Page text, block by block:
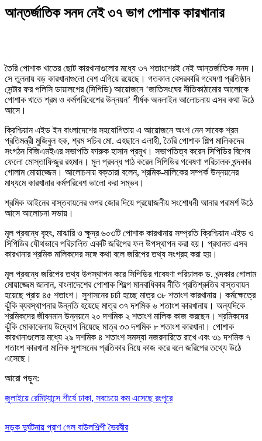
আন্তর্জাতিক সনদ নেই ৩৭ ভাগ পোশাক কারখানার
তৈরি পোশাক খাতের ছোট কারখানাগুলোর মধ্যে ৩৭ শতাংশেরই নেই আন্তর্জাতিক সনদ।
সে তুলনায় বড় কারখানাগুলো বেশ এগিয়ে রয়েছে। গতকাল বেসরকারি গবেষণা প্রতিষ্ঠান
সেন্টার ফর পলিসি ডায়ালগের (সিপিডি) আয়োজনে ‘জাতিসংঘের নীতিকাঠামোর আলোকে
পোশাক খাতে শ্রম ও কর্মপরিবেশের উন্নয়ন’ শীর্ষক অনলাইন আলোচনায় এসব কথা উঠে
আসে।
ক্রিশ্চিয়ান এইড ইন বাংলাদেশের সহযোগিতায় এ আয়োজনে অংশ নেন সাবেক শ্রম
প্রতিমন্ত্রী মুজিবুল হক, শ্রম সচিব মো. এহছানে এলাহী, তৈরি পোশাক শিল্প মালিকদের
সংগঠন বিজিএমইএর সভাপতি ফারুক হাসান প্রমুখ। সভাপতিত্ব করেন সিপিডির বিশেষ
ফেলো মোস্তাফিজুর রহমান। মূল প্রবন্ধ পাঠ করেন সিপিডির গবেষণা পরিচালক খন্দকার
গোলাম মোয়াজ্জেম। আলোচনায় বক্তারা বলেন, শ্রমিক-মালিকের সম্পর্ক উন্নয়নের
মাধ্যমে কারখানার কর্মপরিবেশ ভালো করা সম্ভব।
শ্রমিক আইনের বাস্তবায়নের ওপর জোর দিয়ে প্রয়োজনীয় সংশোধনী আনার পরামর্শ উঠে
আসে আলোচনা সভায়।
মূল প্রবন্ধে বৃহৎ, মাঝারি ও ক্ষুদ্র ৬০৩টি পোশাক কারখানায় সম্প্রতি ক্রিশ্চিয়ান এইড ও
সিপিডির যৌথভাবে পরিচালিত একটি জরিপের ফল উপস্থাপন করা হয়। প্রধানত এসব
কারখানার শ্রমিক মালিকদের সঙ্গে কথা বলে জরিপের তথ্য সংগ্রহ করা হয়।
মূল প্রবন্ধে জরিপের তথ্য উপস্থাপন করে সিপিডির গবেষণা পরিচালক ড. খন্দকার গোলাম
মোয়াজ্জেম জানান, বাংলাদেশের পোশাক শিল্পে মানবাধিকার নীতি প্রতিশ্রুতির বাস্তবায়ন
হয়েছে প্রায় ৪৫ শতাংশ। সুশাসনের চর্চা হচ্ছে মাত্র ৩৮ শতাংশ কারখানায়। কর্মক্ষেত্রে
ঝুঁকি ব্যবস্থাপনার উন্নতি হয়েছে মাত্র ৩৭ দশমিক ৬ শতাংশ কারখানায়। অন্যদিকে
শ্রমিকদের জীবনমান উন্নয়নে ২০ দশমিক ২ শতাংশ মালিক কাজ করছেন। শ্রমিকদের
ঝুঁকি মোকাবেলায় উদ্যোগ নিয়েছে মাত্র ৩৩ দশমিক ৮ শতাংশ কারখানা। পোশাক
কারখানাগুলোর মধ্যে ২৯ দশমিক ৪ শতাংশ সমস্যা নজরদারিতে রাখে এবং ৩১ দশমিক ৭
শতাংশ কারখানা মালিক সুশাসনের প্রতিকার নিয়ে কাজ করে বলে জরিপের তথ্যে উঠে
এসেছে।
আরো পড়ুন:
জুলাইয়ে রেমিট্যান্সে শীর্ষে ঢাকা, সবচেয়ে কম এসেছে রংপুরে
সড়ক দুর্ঘটনায় প্রাণ গেল বাউলশিল্পী ভৈরবীর